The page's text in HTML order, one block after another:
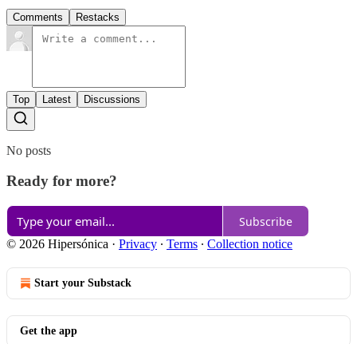
Comments Restacks
Top Latest Discussions
No posts
Ready for more?
Subscribe
© 2026 Hipersónica · Privacy ∙ Terms ∙ Collection notice
Start your Substack
Get the app